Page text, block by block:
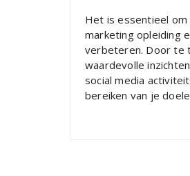
Het is essentieel
marketing opleiding
verbeteren. Door te
waardevolle
social media
bereiken van je